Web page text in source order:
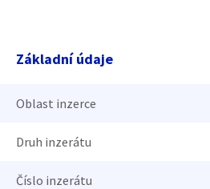
Základní údaje
Oblast inzerce
Druh inzerátu
Číslo inzerátu